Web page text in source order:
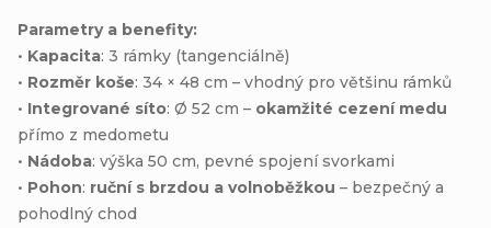
Parametry a benefity:
• Kapacita: 3 rámky (tangenciálně)
• Rozměr koše: 34 × 48 cm – vhodný pro většinu rámků
• Integrované síto: Ø 52 cm – okamžité cezení medu
přímo z medometu
• Nádoba: výška 50 cm, pevné spojení svorkami
• Pohon: ruční s brzdou a volnoběžkou – bezpečný a
pohodlný chod